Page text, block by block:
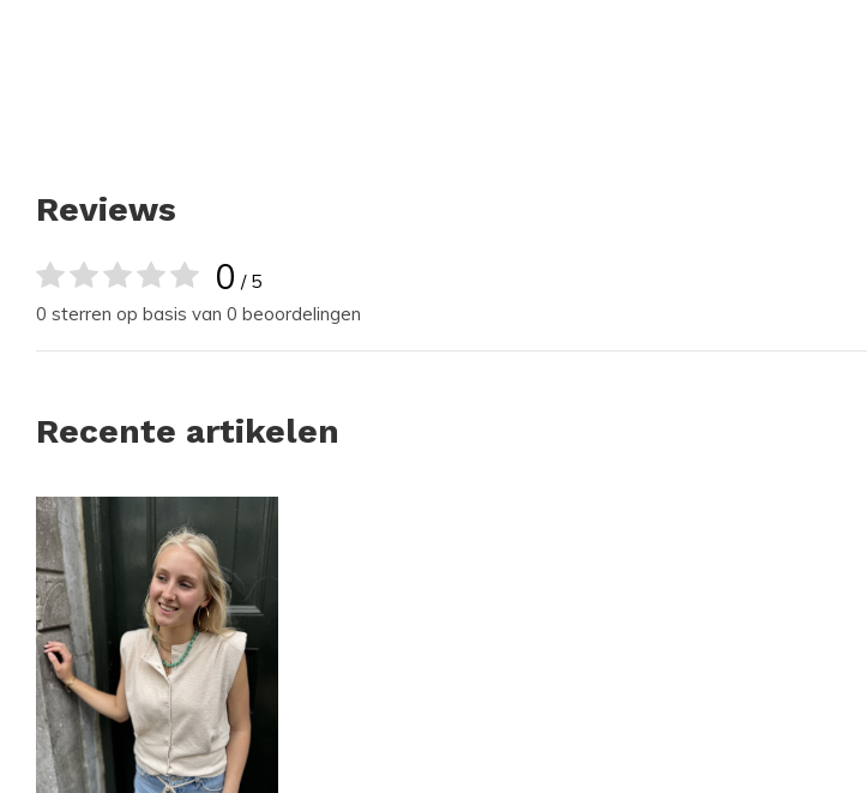
Reviews
0 / 5
0 sterren op basis van 0 beoordelingen
Recente artikelen